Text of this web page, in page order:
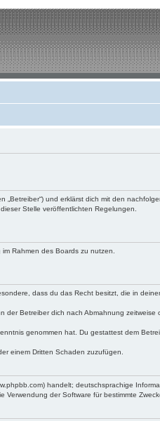
„Betreiber“) und erklärst dich mit den
Stelle veröffentlichten Regelungen.
Rahmen des Boards zu nutzen.
dass du das Recht besitzt, die in
Betreiber dich nach Abmahnung
genommen hat. Du gestattest dem
einem Dritten Schaden zuzufügen.
handelt; deutschsprachige
der Software für bestimmte